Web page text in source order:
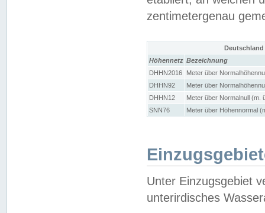
zentimetergenau
Höhennetz Bezeichnung
DHHN2016
Meter über
DHHN92
Meter über
DHHN12
Meter über Normalnull (m.
SNN76
Meter über Höhennormal
Unter Einzugsgebiet
unterirdisches